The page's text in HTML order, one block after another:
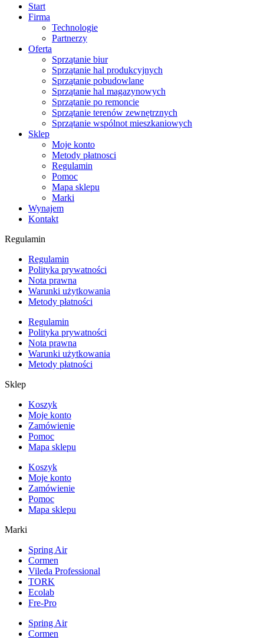
Start
Firma
Technologie
Partnerzy
Oferta
Sprzątanie biur
Sprzątanie hal produkcyjnych
Sprzątanie pobudowlane
Sprzątanie hal magazynowych
Sprzątanie po remoncie
Sprzątanie terenów zewnętrznych
Sprzątanie wspólnot mieszkaniowych
Sklep
Moje konto
Metody płatnosci
Regulamin
Pomoc
Mapa sklepu
Marki
Wynajem
Kontakt
Regulamin
Regulamin
Polityka prywatności
Nota prawna
Warunki użytkowania
Metody płatności
Regulamin
Polityka prywatności
Nota prawna
Warunki użytkowania
Metody płatności
Sklep
Koszyk
Moje konto
Zamówienie
Pomoc
Mapa sklepu
Koszyk
Moje konto
Zamówienie
Pomoc
Mapa sklepu
Marki
Spring Air
Cormen
Vileda Professional
TORK
Ecolab
Fre-Pro
Spring Air
Cormen